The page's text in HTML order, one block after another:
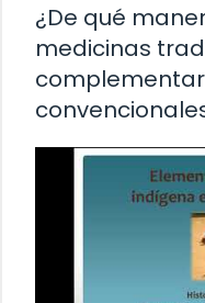
¿De qué
medicinas